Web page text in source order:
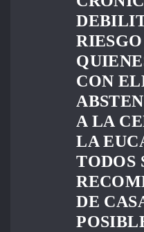
CON
A LA
LA
TODOS
DE